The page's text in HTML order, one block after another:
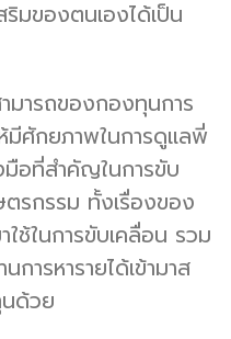
ริมของตนเองได้เป็น
ารถของกองทุนการ
มีศักยภาพในการดูแลพี่
มือที่สำคัญในการขับ
รกรรม ทั้งเรื่องของ
ใช้ในการขับเคลื่อน รวม
ารหารายได้เข้ามาส
ด้วย